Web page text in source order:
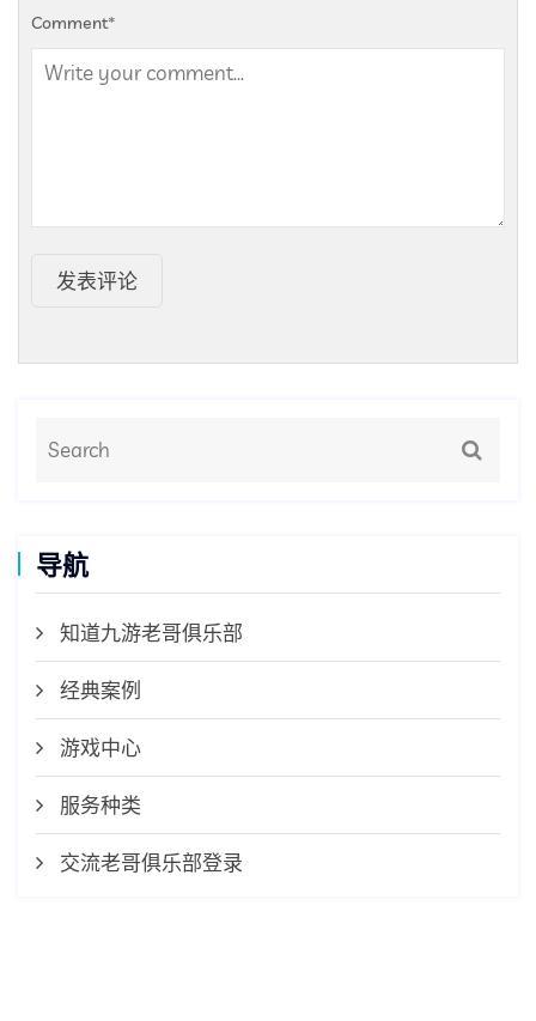
Comment*
发表评论
导航
知道九游老哥俱乐部
经典案例
游戏中心
服务种类
交流老哥俱乐部登录